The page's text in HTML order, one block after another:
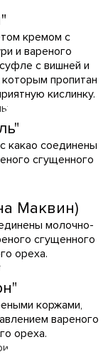
кремом с
и вареного
с вишней и
пропитан
кислинку.
какао соединены
сгущенного
Маквин)
молочно-
сгущенного
ореха.
коржами,
вареного
ореха.